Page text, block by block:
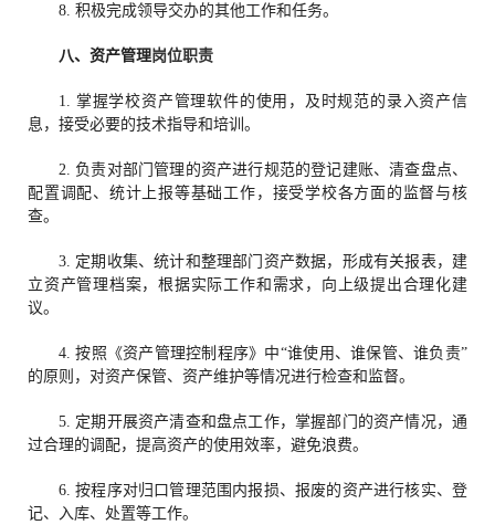
8. 积极完成领导交办的其他工作和任务。
八、资产管理岗位职责
1. 掌握学校资产管理软件的使用，及时规范的录入资产信
息，接受必要的技术指导和培训。
2. 负责对部门管理的资产进行规范的登记建账、清查盘点、
配置调配、统计上报等基础工作，接受学校各方面的监督与核
查。
3. 定期收集、统计和整理部门资产数据，形成有关报表，建
立资产管理档案，根据实际工作和需求，向上级提出合理化建
议。
4. 按照《资产管理控制程序》中“谁使用、谁保管、谁负责”
的原则，对资产保管、资产维护等情况进行检查和监督。
5. 定期开展资产清查和盘点工作，掌握部门的资产情况，通
过合理的调配，提高资产的使用效率，避免浪费。
6. 按程序对归口管理范围内报损、报废的资产进行核实、登
记、入库、处置等工作。